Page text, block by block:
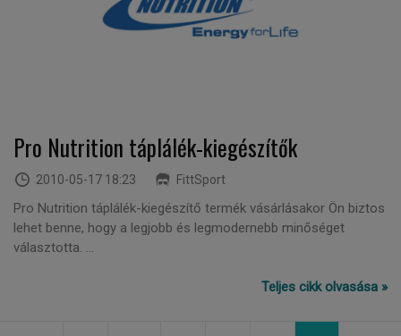
Pro Nutrition táplálék-kiegészítők
2010-05-17 18:23 FittSport
Pro Nutrition táplálék-kiegészítő termék vásárlásakor Ön biztos
lehet benne, hogy a legjobb és legmodernebb minőséget
választotta. ...
Teljes cikk olvasása »